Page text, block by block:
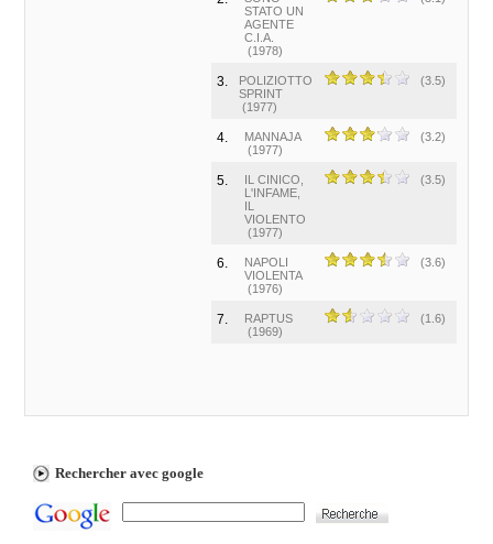
STATO UN
AGENTE
C.I.A.
(1978)
3.
POLIZIOTTO
SPRINT
(1977)
(3.5)
4.
MANNAJA
(1977)
(3.2)
5.
IL CINICO,
L'INFAME,
IL
VIOLENTO
(1977)
(3.5)
6.
NAPOLI
VIOLENTA
(1976)
(3.6)
7.
RAPTUS
(1969)
(1.6)
Rechercher avec google